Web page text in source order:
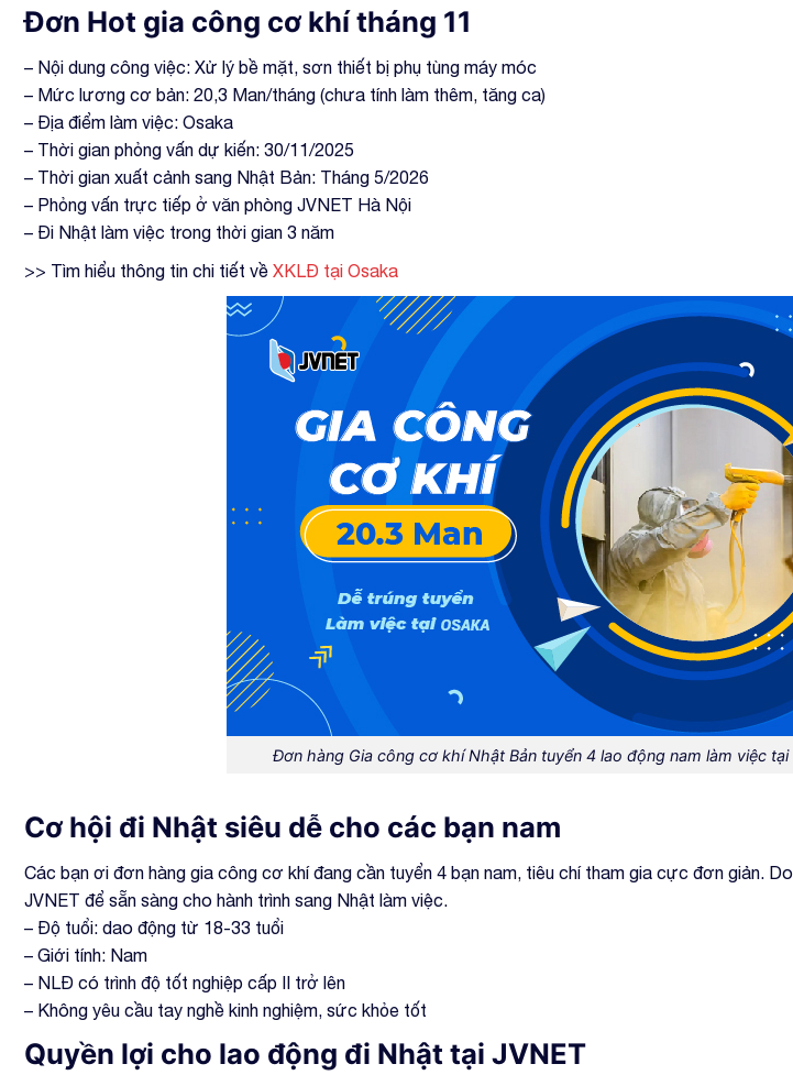
Đơn Hot gia công cơ khí tháng 11
– Nội dung công việc: Xử lý bề mặt, sơn thiết bị phụ tùng máy móc
– Mức lương cơ bản: 20,3 Man/tháng (chưa tính làm thêm, tăng ca)
– Địa điểm làm việc: Osaka
– Thời gian phỏng vấn dự kiến: 30/11/2025
– Thời gian xuất cảnh sang Nhật Bản: Tháng 5/2026
– Phỏng vấn trực tiếp ở văn phòng JVNET Hà Nội
– Đi Nhật làm việc trong thời gian 3 năm
>> Tìm hiểu thông tin chi tiết về XKLĐ tại Osaka
Đơn hàng Gia công cơ khí Nhật Bản tuyển 4 lao động nam làm việc tại
Cơ hội đi Nhật siêu dễ cho các bạn nam
Các bạn ơi đơn hàng gia công cơ khí đang cần tuyển 4 bạn nam, tiêu chí tham gia cực đơn giản.
JVNET để sẵn sàng cho hành trình sang Nhật làm việc.
– Độ tuổi: dao động từ 18-33 tuổi
– Giới tính: Nam
– NLĐ có trình độ tốt nghiệp cấp II trở lên
– Không yêu cầu tay nghề kinh nghiệm, sức khỏe tốt
Quyền lợi cho lao động đi Nhật tại JVNET